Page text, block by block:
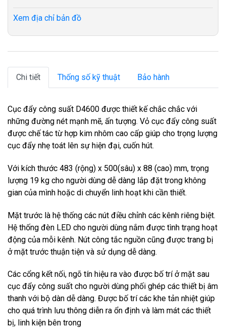
Xem địa chỉ bản đồ
Chi tiết Thống số kỹ thuật Bảo hành
Cục đẩy công suất D4600 được thiết kế chắc chắc với
những đường nét mạnh mẽ, ấn tượng. Vỏ cục đẩy công suất
được chế tác từ hợp kim nhôm cao cấp giúp cho trọng lượng
cục đẩy nhẹ toát lên sự hiện đại, cuốn hút.
Với kích thước 483 (rộng) x 500(sâu) x 88 (cao) mm, trọng
lượng 19 kg cho người dùng dễ dàng lắp đặt trong không
gian của mình hoặc di chuyển linh hoạt khi cần thiết.
Mặt trước là hệ thống các nút điều chỉnh các kênh riêng biệt.
Hệ thống đèn LED cho người dùng nắm được tình trạng hoạt
động của mỗi kênh. Nút công tắc nguồn cũng được trang bị
ở mặt trước thuận tiện và sử dụng dễ dàng.
Các cổng kết nối, ngõ tín hiệu ra vào được bố trí ở mặt sau
cục đẩy công suất cho người dùng phối ghép các thiết bị âm
thanh với bộ dàn dễ dàng. Được bố trí các khe tản nhiệt giúp
cho quá trình lưu thông diễn ra ổn định và làm mát các thiết
bị, linh kiện bên trong